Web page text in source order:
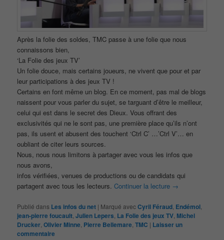
Après la folie des soldes, TMC passe à une folie que nous
connaissons bien,
‘La Folie des jeux TV’
Un folie douce, mais certains joueurs, ne vivent que pour et par
leur participations à des jeux TV !
Certains en font même un blog. En ce moment, pas mal de blogs
naissent pour vous parler du sujet, se targuant d’être le meilleur,
celui qui est dans le secret des Dieux. Vous offrant des
exclusivités qui ne le sont pas, une première place qu’ils n’ont
pas, ils usent et abusent des touchent ‘Ctrl C’ …’Ctrl V’… en
oubliant de citer leurs sources.
Nous, nous nous limitons à partager avec vous les infos que
nous avons,
infos vérifiées, venues de productions ou de candidats qui
partagent avec tous les lecteurs.Continuer la lecture →
Publié dans Les infos du net | Marqué avecCyril Féraud Endémol
jean-pierre foucault ,Julien Lepers La Folie des jeux TV Michel
Drucker ,Olivier Minne Pierre Bellemare ,TMC | Laisser un
commentaire